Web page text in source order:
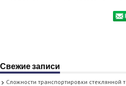
Свежие записи
Сложности транспортировки стеклянной